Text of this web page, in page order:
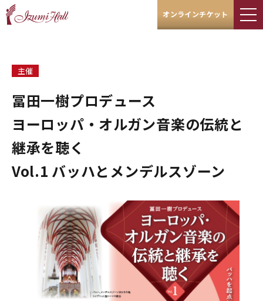
オンラインチケット
主催
冨田一樹プロデュース
ヨーロッパ・オルガン音楽の伝統と
継承を聴く
Vol.1 バッハとメンデルスゾーン